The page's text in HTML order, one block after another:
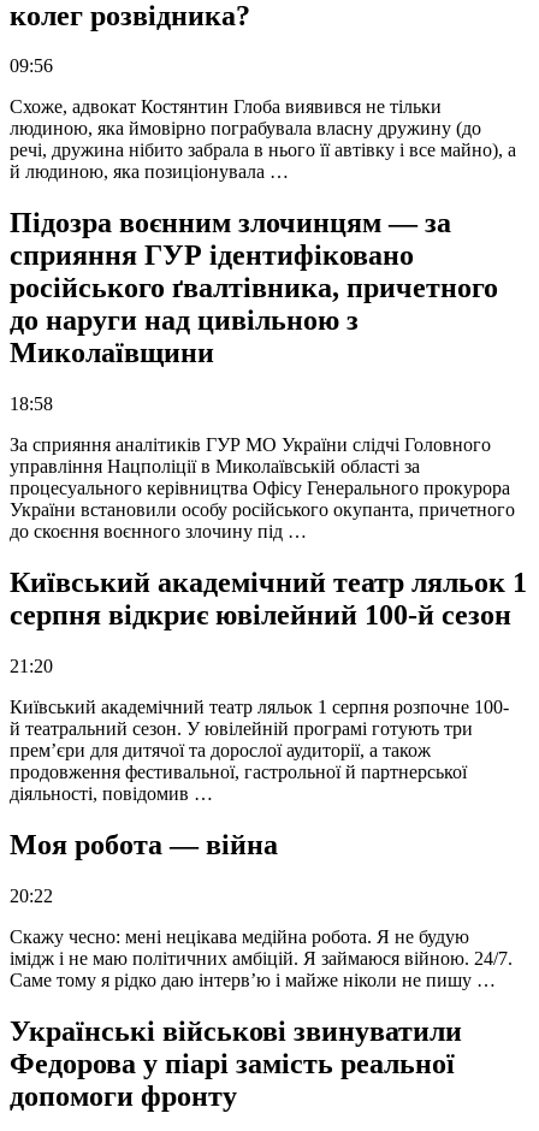
колег розвідника?
09:56
Схоже, адвокат Костянтин Глоба виявився не тільки
людиною, яка ймовірно пограбувала власну дружину (до
речі, дружина нібито забрала в нього її автівку і все майно), а
й людиною, яка позиціонувала …
Підозра воєнним злочинцям — за
сприяння ГУР ідентифіковано
російського ґвалтівника, причетного
до наруги над цивільною з
Миколаївщини
18:58
За сприяння аналітиків ГУР МО України слідчі Головного
управління Нацполіції в Миколаївській області за
процесуального керівництва Офісу Генерального прокурора
України встановили особу російського окупанта, причетного
до скоєння воєнного злочину під …
Київський академічний театр ляльок 1
серпня відкриє ювілейний 100-й сезон
21:20
Київський академічний театр ляльок 1 серпня розпочне 100-
й театральний сезон. У ювілейній програмі готують три
прем’єри для дитячої та дорослої аудиторії, а також
продовження фестивальної, гастрольної й партнерської
діяльності, повідомив …
Моя робота — війна
20:22
Скажу чесно: мені нецікава медійна робота. Я не будую
імідж і не маю політичних амбіцій. Я займаюся війною. 24/7.
Саме тому я рідко даю інтерв’ю і майже ніколи не пишу …
Українські військові звинуватили
Федорова у піарі замість реальної
допомоги фронту